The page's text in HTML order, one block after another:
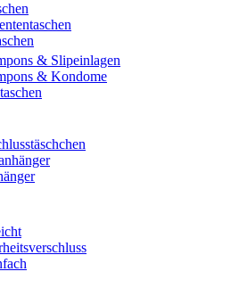
& Slipeinlagen
& Kondome